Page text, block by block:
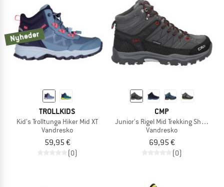
Nyheder
TROLLKIDS
Kid's Trolltunga Hiker Mid XT
Vandresko
59,95 €
(0)
CMP
Junior's Rigel Mid Trekking Shoes
Vandresko
69,95 €
(0)